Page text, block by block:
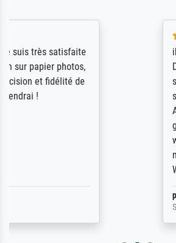
ik beoordeel Meisterdrucke
Door de 69505 beschikbare
scrollen is echter onbegonnen
stoppen begint het weer van
Als er naar een bepaalde
gevraagd wordt krijg je ook
werken van andere wat het
maakt (bvb zoek Ros = ook